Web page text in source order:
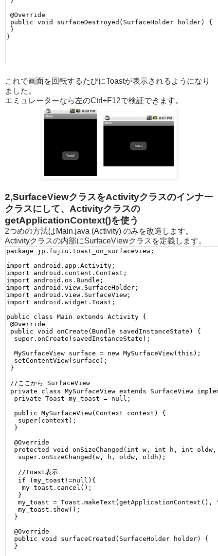
これで画面を回転するたびにToastが表示されるようになり
ました。
エミュレーターなら左のCtrl+F12で検証できます。
2,SurfaceViewクラスをActivityクラスのインナー
クラスにして、Activityクラスの
getApplicationContext()を使う
2つめの方法はMain.java (Activity) のみを改造します。
Activityクラスの内部にSurfaceViewクラスを定義します。